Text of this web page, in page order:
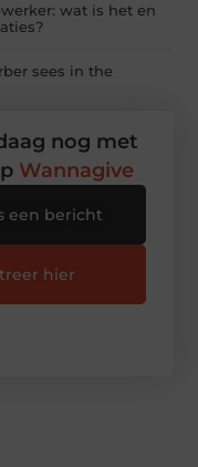
wat is het en
sees in the
nog met
Wannagive
een bericht
hier